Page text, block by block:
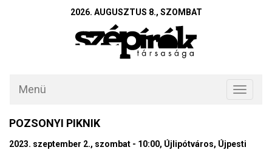
2026. AUGUSZTUS 8., SZOMBAT
Toggle
Menü
POZSONYI PIKNIK
2023. szeptember 2., szombat - 10:00, Újlipótváros, Újpesti